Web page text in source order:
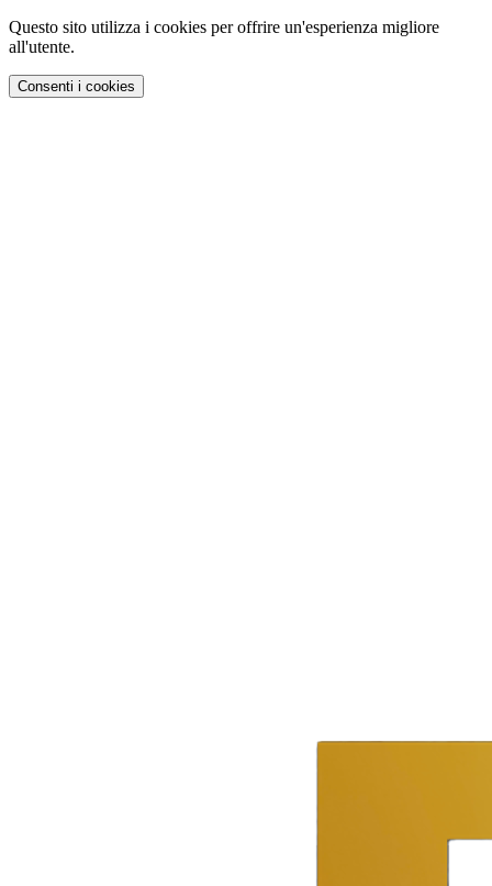
Questo sito utilizza i cookies per offrire un'esperienza migliore
all'utente.
Consenti i cookies